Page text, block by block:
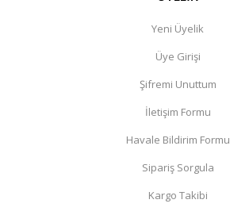
Yeni Üyelik
Üye Girişi
Şifremi Unuttum
İletişim Formu
Havale Bildirim Formu
Sipariş Sorgula
Kargo Takibi